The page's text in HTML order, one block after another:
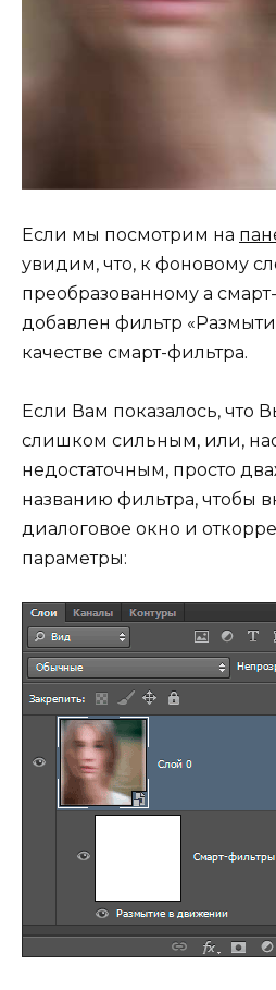
Если мы посмотрим на
увидим, что, к фоновому
преобразованному а
добавлен фильтр
качестве смарт-фильтра.
Если Вам показалось, что
слишком сильным, или,
недостаточным, просто
названию фильтра, чтобы
диалоговое окно и
параметры: